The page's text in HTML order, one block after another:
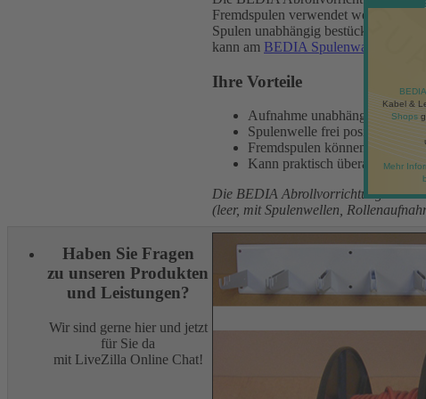
Fremdspulen verwendet werden.
Spulen unabhängig bestückbar. Die
kann am BEDIA Spulenwagen oder
Ihre Vorteile
Aufnahme unabhängig
Spulenwelle frei positionierbar
Fremdspulen können
Kann praktisch überall
Die BEDIA Abrollvorrichtung
(leer, mit Spulenwellen,
Kabel &
Shops
Mehr
Haben Sie Fragen
zu unseren Produkten
und Leistungen?
Wir sind gerne hier und jetzt
für Sie da
mit LiveZilla Online Chat!